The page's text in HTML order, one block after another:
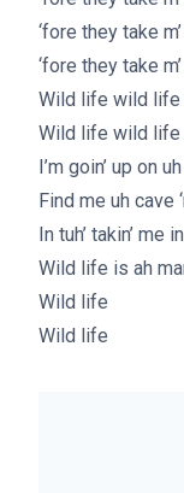
‘fore they take
‘fore they take
Wild life wild
Wild life wild
I’m goin’ up on
Find me uh cave
In tuh’ takin’ me in
Wild life is ah
Wild life
Wild life